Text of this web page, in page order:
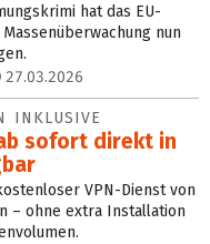
hat das EU-
nun
27.03.2026
INKLUSIVE
sofort direkt in
VPN-Dienst von
– ohne extra Installation